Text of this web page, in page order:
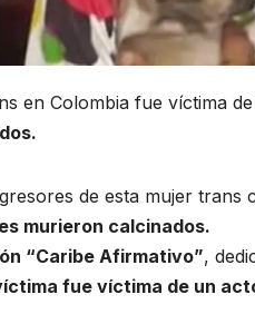
en Colombia fue víctima
de esta mujer
murieron calcinados.
“Caribe Afirmativo”,
fue víctima de un